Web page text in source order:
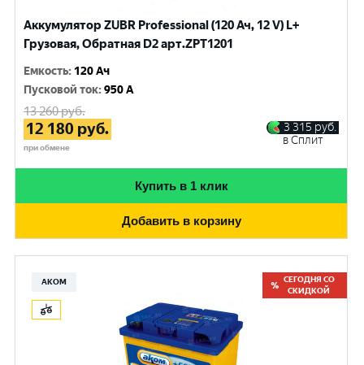
Аккумулятор ZUBR Professional (120 Ач, 12 V) L+
Грузовая, Обратная D2 арт.ZPT1201
Емкость: 120 Ач
Пусковой ток:950 A
13 260руб.
12 180 руб.
при обмене
3 315 руб.
в Сплит
Купить в 1 клик
Добавить в корзину
АКОМ
СЕГОДНЯ СО
СКИДКОЙ